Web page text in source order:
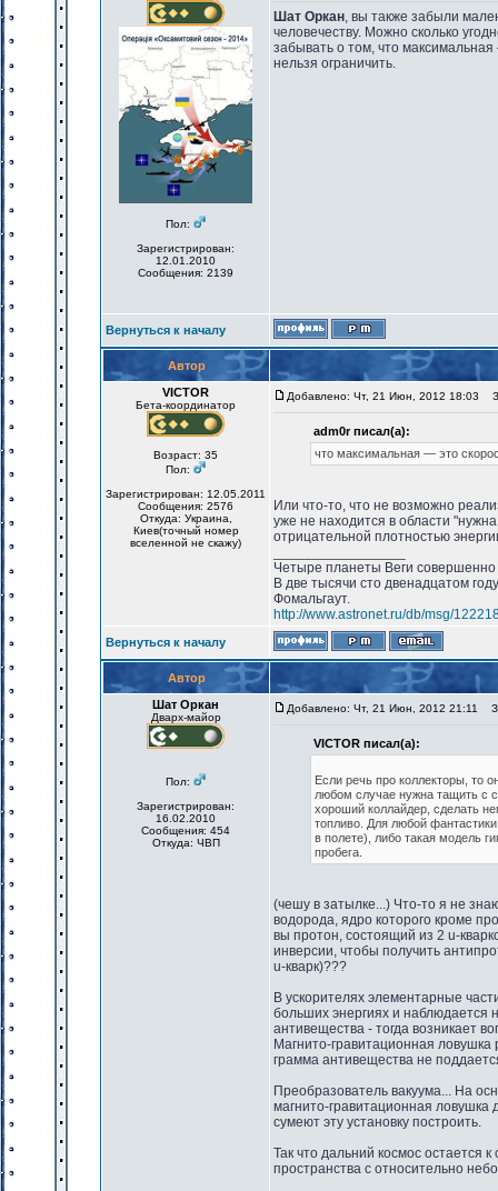
Пол:
Зарегистрирован:
12.01.2010
Сообщения: 2139
Шат Оркан, вы также забыли
человечеству. Можно сколько
забывать о том, что
нельзя ограничить.
Вернуться к началу
Автор
VICTOR
Бета-координатор
Возраст: 35
Пол:
Зарегистрирован: 12.05.2011
Сообщения: 2576
Откуда: Украина,
Киев(точный номер
вселенной не скажу)
Добавлено: Чт, 21 Июн, 2012 18:03
adm0r писал(а):
что максимальная — это
Или что-то, что не возможно
уже не находится в области
отрицательной плотностью
Четыре планеты Веги
В две тысячи сто двенадцатом
Фомальгаут.
http://www.astronet.ru/db/msg/
Вернуться к началу
Автор
Шат Оркан
Дварх-майор
Пол:
Зарегистрирован:
16.02.2010
Сообщения: 454
Откуда: ЧВП
Добавлено: Чт, 21 Июн, 2012 21:11
VICTOR писал(а):
Если речь про коллекторы, то
любом случае нужна тащить с
хороший коллайдер, сделать
топливо. Для любой
в полете), либо такая модель
пробега.
(чешу в затылке...) Что-то я не
водорода, ядро которого кроме
вы протон, состоящий из 2 u-
инверсии, чтобы получить
u-кварк)???
В ускорителях элементарные
больших энергиях и наблюдается
антивещества - тогда возникает
Магнито-гравитационная
грамма антивещества не
Преобразователь вакуума... На
магнито-гравитационная ловушка
сумеют эту установку построить.
Так что дальний космос остается
пространства с относительно